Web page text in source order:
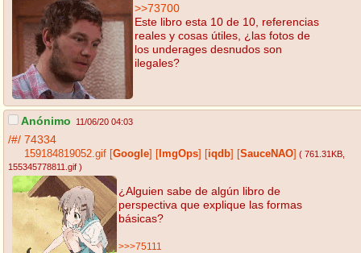
>>73700
Este libro esta 10 de 10, referencias
reales y cosas útiles, ¿las fotos de
los underages desnudos son
ilegales?
Anónimo 11/06/20 04:03
/#/ 74334
159184819052.gif Google ImgOps iqdb SauceNAO ( 761.31KB
155345778811.gif )
¿Alguien sabe de algún libro de
perspectiva que explique las formas
básicas?
>>>75111